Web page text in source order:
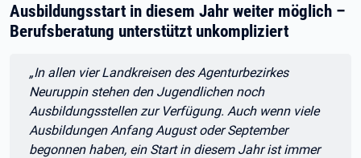
Ausbildungsstart in diesem Jahr weiter möglich –
Berufsberatung unterstützt unkompliziert
Zitat:
„In allen vier Landkreisen des Agenturbezirkes
Neuruppin stehen den Jugendlichen noch
Ausbildungsstellen zur Verfügung. Auch wenn viele
Ausbildungen Anfang August oder September
begonnen haben, ein Start in diesem Jahr ist immer